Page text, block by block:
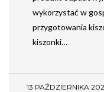
wykorzystać w
przygotowania
kiszonki…
13 PAŹDZIERNIKA